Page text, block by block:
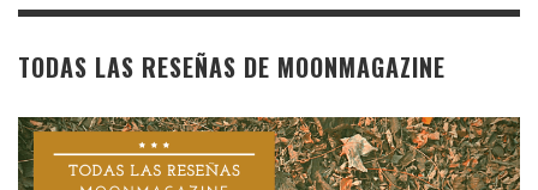
TODAS LAS RESEÑAS DE MOONMAGAZINE